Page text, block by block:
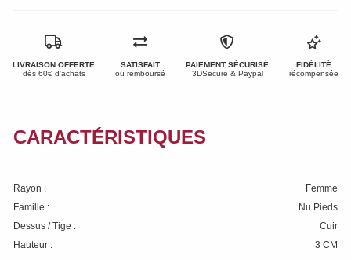
LIVRAISON OFFERTE
dès 60€ d'achats
SATISFAIT
ou remboursé
PAIEMENT SÉCURISÉ
3DSecure & Paypal
FIDÉLITÉ
récompensée
CARACTÉRISTIQUES
Rayon :
Femme
Famille :
Nu Pieds
Dessus / Tige :
Cuir
Hauteur :
3 CM